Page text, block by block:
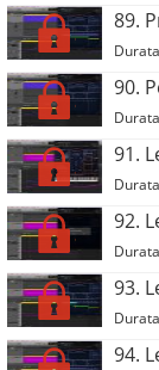
89.
90.
91.
92.
93.
94.